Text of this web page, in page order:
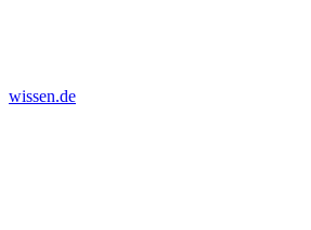
wissen.de